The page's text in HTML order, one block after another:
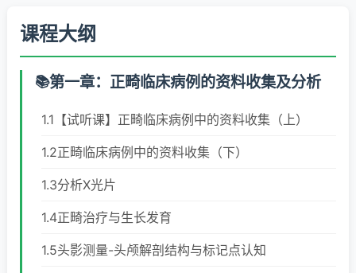
课程大纲
第一章：正畸临床病例的资料收集及分析
1.1【试听课】正畸临床病例中的资料收集（上）
1.2正畸临床病例中的资料收集（下）
1.3分析X光片
1.4正畸治疗与生长发育
1.5头影测量-头颅解剖结构与标记点认知